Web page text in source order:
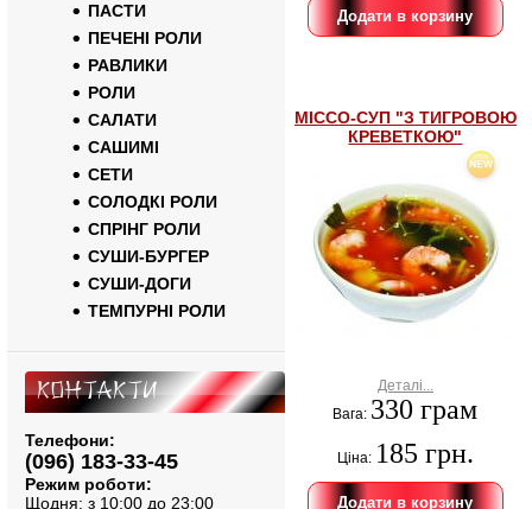
МІССО-СУП "З ТИГРОВОЮ
КРЕВЕТКОЮ"
Деталі...
Вага: 330 грам
Ціна: 185 грн.
ПАСТИ
ПЕЧЕНІ РОЛИ
РАВЛИКИ
РОЛИ
САЛАТИ
САШИМІ
СЕТИ
СОЛОДКІ РОЛИ
СПРІНГ РОЛИ
СУШИ-БУРГЕР
СУШИ-ДОГИ
ТЕМПУРНІ РОЛИ
Контакти
Телефони:
(096) 183-33-45
Режим роботи:
Щодня: з 10:00 до 23:00